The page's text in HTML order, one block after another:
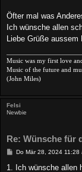
Öfter mal was
Ich wünsche allen
Liebe Grüße aussem
Music was my first love
Music of the future and
(John Miles)
Felsi
Newbie
Re: Wünsche für
BDo Mär 28, 2024 11:28
1. Ich wünsche allen